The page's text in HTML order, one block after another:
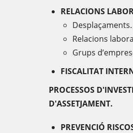
RELACIONS
Desplaçaments.
Relacions
Grups
FISCALITAT
PROCESSOS
D'ASSETJAMENT.
PREVENCIÓ